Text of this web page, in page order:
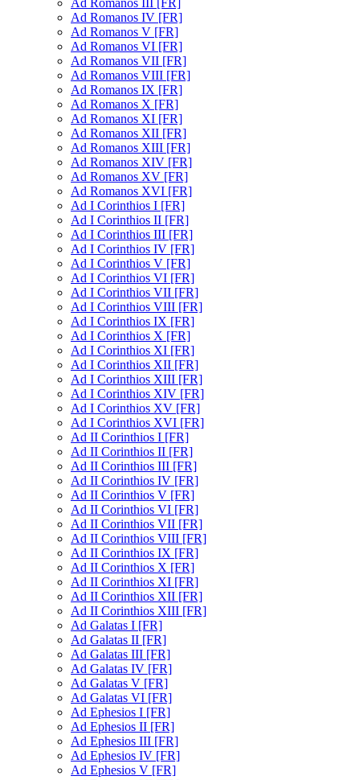
Ad Romanos IV [FR]
Ad Romanos V [FR]
Ad Romanos VI [FR]
Ad Romanos VII [FR]
Ad Romanos VIII [FR]
Ad Romanos IX [FR]
Ad Romanos X [FR]
Ad Romanos XI [FR]
Ad Romanos XII [FR]
Ad Romanos XIII [FR]
Ad Romanos XIV [FR]
Ad Romanos XV [FR]
Ad Romanos XVI [FR]
Ad I Corinthios I [FR]
Ad I Corinthios II [FR]
Ad I Corinthios III [FR]
Ad I Corinthios IV [FR]
Ad I Corinthios V [FR]
Ad I Corinthios VI [FR]
Ad I Corinthios VII [FR]
Ad I Corinthios VIII [FR]
Ad I Corinthios IX [FR]
Ad I Corinthios X [FR]
Ad I Corinthios XI [FR]
Ad I Corinthios XII [FR]
Ad I Corinthios XIII [FR]
Ad I Corinthios XIV [FR]
Ad I Corinthios XV [FR]
Ad I Corinthios XVI [FR]
Ad II Corinthios I [FR]
Ad II Corinthios II [FR]
Ad II Corinthios III [FR]
Ad II Corinthios IV [FR]
Ad II Corinthios V [FR]
Ad II Corinthios VI [FR]
Ad II Corinthios VII [FR]
Ad II Corinthios VIII [FR]
Ad II Corinthios IX [FR]
Ad II Corinthios X [FR]
Ad II Corinthios XI [FR]
Ad II Corinthios XII [FR]
Ad II Corinthios XIII [FR]
Ad Galatas I [FR]
Ad Galatas II [FR]
Ad Galatas III [FR]
Ad Galatas IV [FR]
Ad Galatas V [FR]
Ad Galatas VI [FR]
Ad Ephesios I [FR]
Ad Ephesios II [FR]
Ad Ephesios III [FR]
Ad Ephesios IV [FR]
Ad Ephesios V [FR]